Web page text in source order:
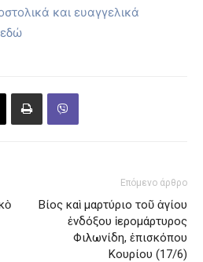
και ευαγγελικά
Επόμενο άρθρο
Βίος καὶ μαρτύριο τοῦ ἁγίου
ἐνδόξου ἱερομάρτυρος
Φιλωνίδη, ἐπισκόπου
Κουρίου (17/6)